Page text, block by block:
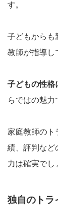
す。
子どもからも
教師が指導し
子どもの性格
らではの魅力
家庭教師のト
績、評判など
力は確実でし
独自のトラ